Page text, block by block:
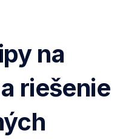
na
riešenie